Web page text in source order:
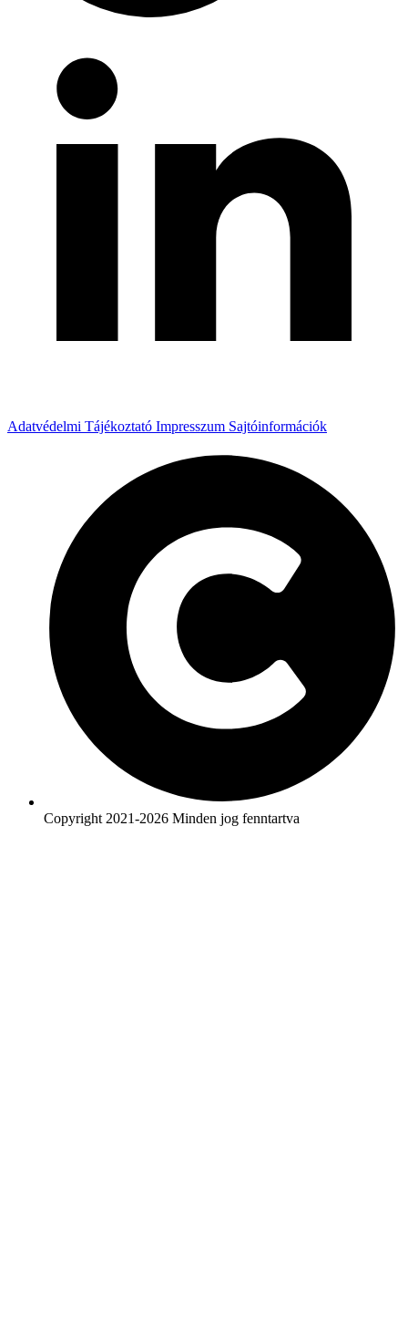
Adatvédelmi Tájékoztató Impresszum Sajtóinformációk
Copyright 2021-2026 Minden jog fenntartva